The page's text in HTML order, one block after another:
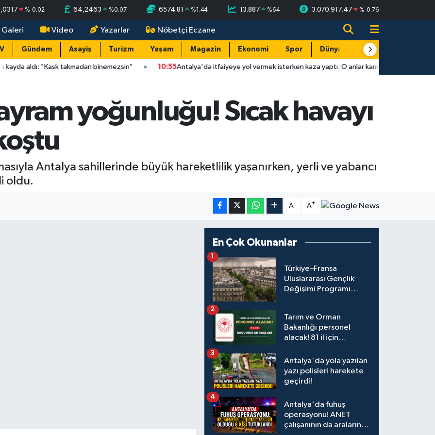
%-0.02 64,2463 %0.07 6574.81 %1.44 13.887 %64 3.070.917,47 %-0.76
Galeri Video Yazarlar Nöbetçi Eczane
Gündem Asayiş Turizm Yaşam Magazin Ekonomi Spor Dünya Resmi Reklamlar
takmadan binemezsin" 10:55Antalya'da itfaiyeye yol vermek isterken kaza yaptı: O anlar kamerada 10:37
yoğunluğu! Sıcak havayı
Antalya sahillerinde büyük hareketlilik yaşanırken, yerli ve yabancı
oldu.
A- A+
En Çok Okunanlar
Türkiye–Fransa
Uluslararası Gençlik
Değişimi Programı
1
Tarım ve Orman
Bakanlığı personel
alacak! 81 il için
2
Antalya'da yola yazılan
yazı polisleri harekete
geçirdi!
3
Antalya'da fuhuş
operasyonu! ANET
çalışanının da aralarında
4